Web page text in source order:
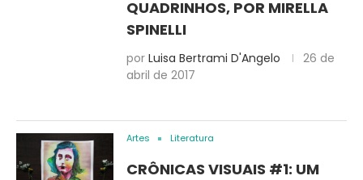
QUADRINHOS, POR MIRELLA
SPINELLI
por Luisa Bertrami D'Angelo
26 de
abril de 2017
Artes Literatura
CRÔNICAS VISUAIS #1: UM